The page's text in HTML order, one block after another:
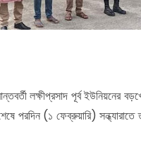
লক্ষীপ্রসাদ পূর্ব ইউনিয়নের
পরদিন (১ ফেব্রুয়ারি)